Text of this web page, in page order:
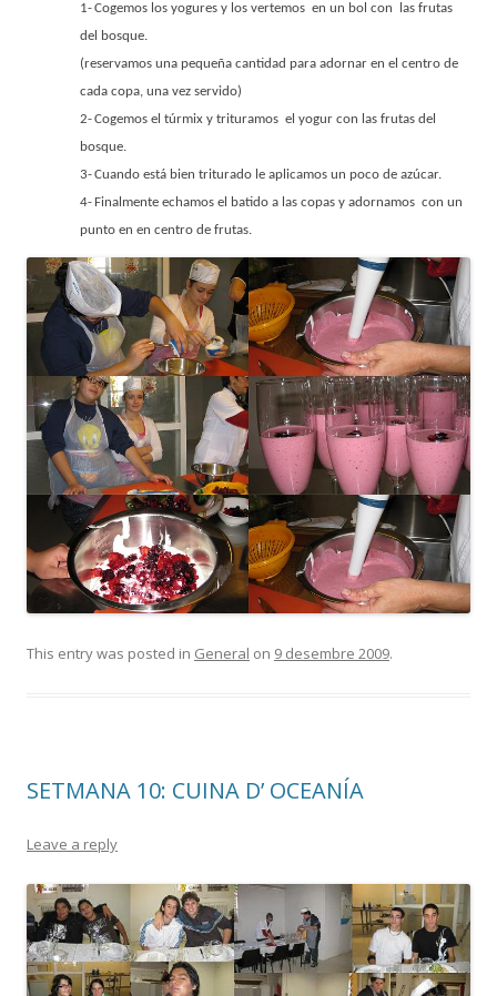
1-Cogemos los yogures y los vertemos en un bol con las frutas
del bosque.
(reservamos una pequeña cantidad para adornar en el centro de
cada copa, una vez servido)
2-Cogemos el túrmix y trituramos el yogur con las frutas del
bosque.
3-Cuando está bien triturado le aplicamos un poco de azúcar.
4- Finalmente echamos el batido a las copas y adornamos con un
punto en en centro de frutas.
This entry was posted in General on 9 desembre 2009.
SETMANA 10: CUINA D’ OCEANÍA
Leave a reply